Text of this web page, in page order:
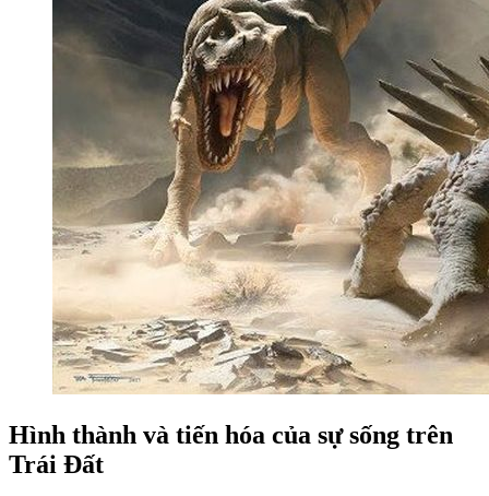
Hình thành và tiến hóa của sự sống trên
Trái Đất